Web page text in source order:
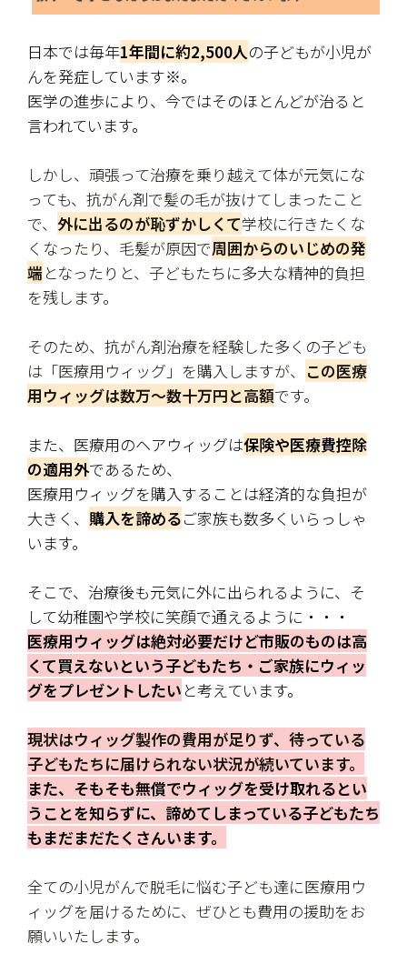
日本では毎年1年間に約2,500人の子どもが小児が
んを発症しています※。
医学の進歩により、今ではそのほとんどが治ると
言われています。
しかし、頑張って治療を乗り越えて体が元気にな
っても、抗がん剤で髪の毛が抜けてしまったこと
で、 外に出るのが恥ずかしくて学校に行きたくな
くなったり、毛髪が原因で周囲からのいじめの発
端 となったりと、子どもたちに多大な精神的負担
を残します。
そのため、抗がん剤治療を経験した多くの子ども
は「医療用ウィッグ」を購入しますが、 この医療
用ウィッグは数万～数十万円と高額です。
また、医療用のヘアウィッグは保険や医療費控除
の適用外であるため、
医療用ウィッグを購入することは経済的な負担が
大きく、 購入を諦めるご家族も数多くいらっしゃ
います。
そこで、治療後も元気に外に出られるように、そ
して幼稚園や学校に笑顔で通えるように・・・
医療用ウィッグは絶対必要だけど市販のものは高
くて買えないという子どもたち・ご家族にウィッ
グをプレゼントしたい と考えています。
現状はウィッグ製作の費用が足りず、待っている
子どもたちに届けられない状況が続いています。
また、そもそも無償でウィッグを受け取れるとい
うことを知らずに、諦めてしまっている子どもたち
もまだまだたくさんいます。
全ての小児がんで脱毛に悩む子ども達に医療用ウ
ィッグを届けるために、ぜひとも費用の援助をお
願いいたします。